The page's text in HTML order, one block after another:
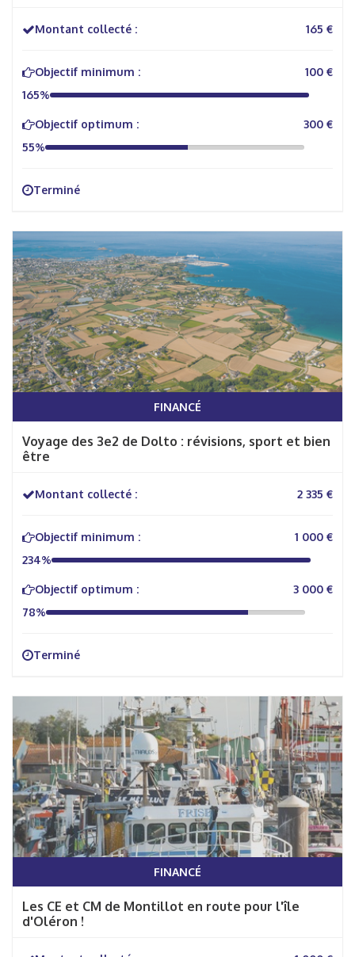
Montant collecté : 165 €
Objectif minimum :
100 €
165%
Objectif optimum :
300 €
55%
Terminé
FINANCÉ
Voyage des 3e2 de Dolto : révisions, sport et bien
être
Montant collecté : 2 335 €
Objectif minimum :
1 000 €
234%
Objectif optimum :
3 000 €
78%
Terminé
FINANCÉ
Les CE et CM de Montillot en route pour l'île
d'Oléron !